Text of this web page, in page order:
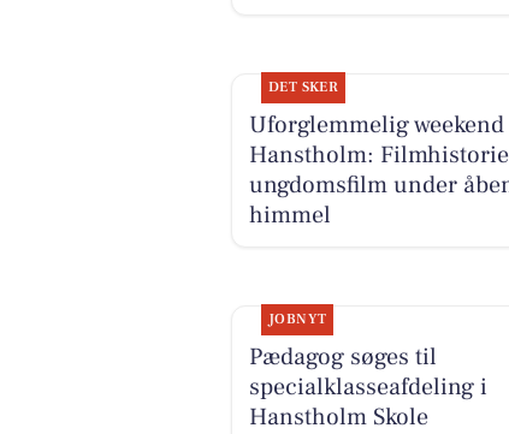
DET SKER
Uforglemmelig
Hanstholm:
ungdomsfilm under
himmel
JOBNYT
Pædagog søges til
specialklasseafdeling i
Hanstholm Skole